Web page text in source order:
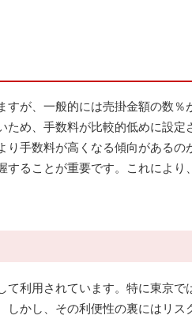
すが、一般的には売掛金額の数％
ため、手数料が比較的低めに設定
り手数料が高くなる傾向があるの
することが重要です。これにより
利用されています。特に東京で
しかし、その利便性の裏にはリス